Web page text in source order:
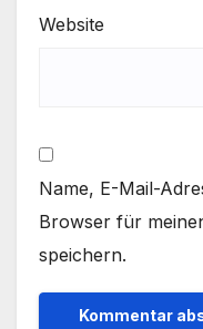
Website
Name, E-Mail-
Browser für
speichern.